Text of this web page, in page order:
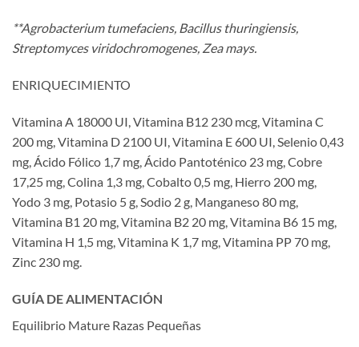
**Agrobacterium tumefaciens, Bacillus thuringiensis,
Streptomyces viridochromogenes, Zea mays.
ENRIQUECIMIENTO
Vitamina A 18000 UI, Vitamina B12 230 mcg, Vitamina C
200 mg, Vitamina D 2100 UI, Vitamina E 600 UI, Selenio 0,43
mg, Ácido Fólico 1,7 mg, Ácido Pantoténico 23 mg, Cobre
17,25 mg, Colina 1,3 mg, Cobalto 0,5 mg, Hierro 200 mg,
Yodo 3 mg, Potasio 5 g, Sodio 2 g, Manganeso 80 mg,
Vitamina B1 20 mg, Vitamina B2 20 mg, Vitamina B6 15 mg,
Vitamina H 1,5 mg, Vitamina K 1,7 mg, Vitamina PP 70 mg,
Zinc 230 mg.
GUÍA DE ALIMENTACIÓN
Equilibrio Mature Razas Pequeñas